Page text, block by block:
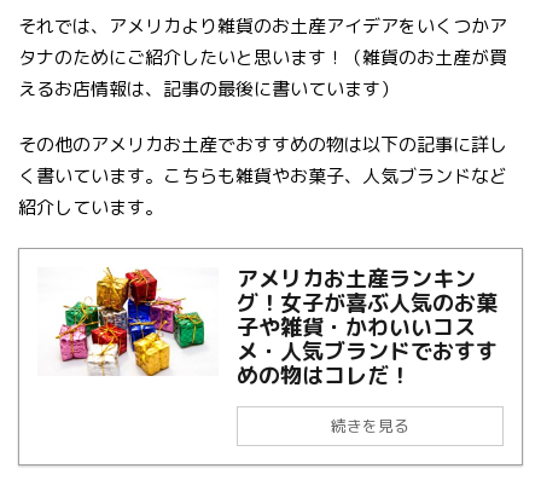
それでは、アメリカより雑貨のお土産アイデアをいくつかア
タナのためにご紹介したいと思います！（雑貨のお土産が買
えるお店情報は、記事の最後に書いています）
その他のアメリカお土産でおすすめの物は以下の記事に詳し
く書いています。こちらも雑貨やお菓子、人気ブランドなど
紹介しています。
アメリカお土産ランキン
グ！女子が喜ぶ人気のお菓
子や雑貨・かわいいコス
メ・人気ブランドでおすす
めの物はコレだ！
続きを見る